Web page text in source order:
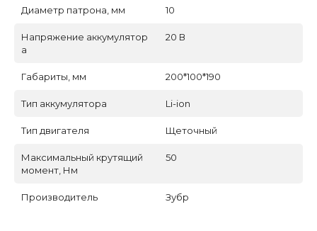
Диаметр патрона, мм 10
Напряжение аккумулятор
а
20 В
Габариты, мм 200*100*190
Тип аккумулятора Li-ion
Тип двигателя Щеточный
Максимальный крутящий
момент, Нм
50
Производитель Зубр